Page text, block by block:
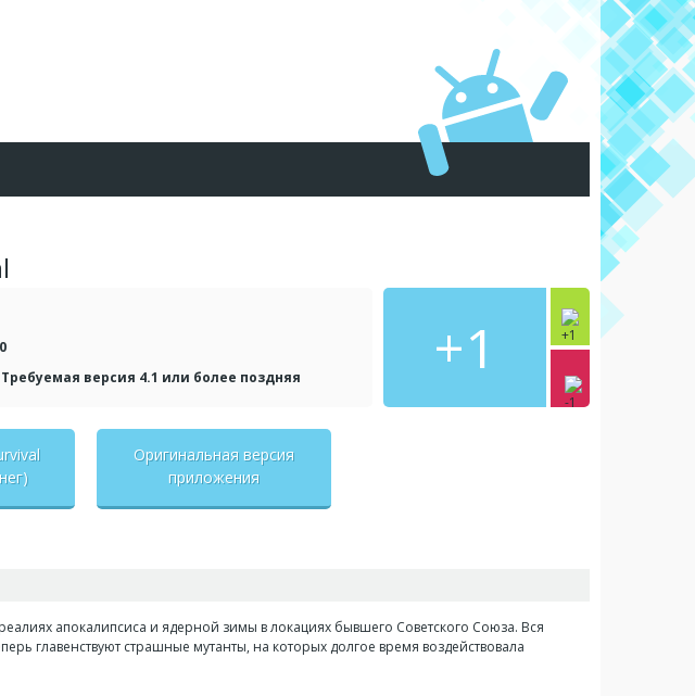
+1
Требуемая версия 4.1 или более поздняя
Оригинальная версия
приложения
апокалипсиса и ядерной зимы в локациях бывшего Советского Союза. Вся
главенствуют страшные мутанты, на которых долгое время воздействовала